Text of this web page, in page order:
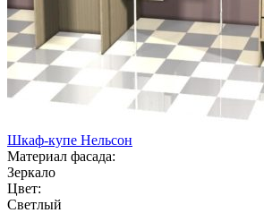
Шкаф-купе Нельсон
Материал фасада:
Зеркало
Цвет:
Светлый